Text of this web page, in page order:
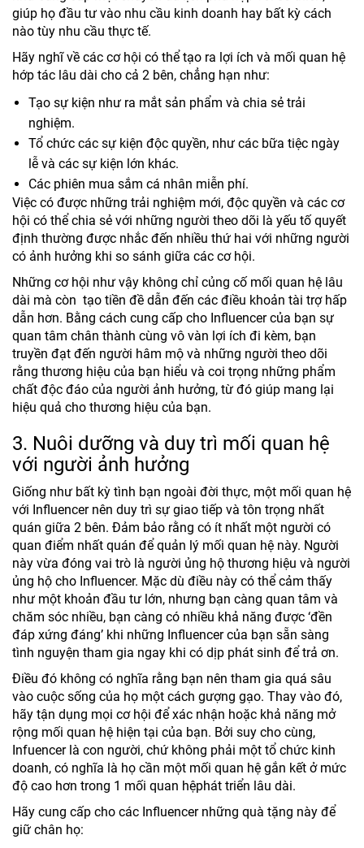
giúp họ đầu tư vào nhu cầu kinh doanh hay bất kỳ cách
nào tùy nhu cầu thực tế.
Hãy nghĩ về các cơ hội có thể tạo ra lợi ích và mối quan hệ
hớp tác lâu dài cho cả 2 bên, chẳng hạn như:
Tạo sự kiện như ra mắt sản phẩm và chia sẻ trải
nghiệm.
Tổ chức các sự kiện độc quyền, như các bữa tiệc ngày
lễ và các sự kiện lớn khác.
Các phiên mua sắm cá nhân miễn phí.
Việc có được những trải nghiệm mới, độc quyền và các cơ
hội có thể chia sẻ với những người theo dõi là yếu tố quyết
định thường được nhắc đến nhiều thứ hai với những người
có ảnh hưởng khi so sánh giữa các cơ hội.
Những cơ hội như vậy không chỉ củng cố mối quan hệ lâu
dài mà còn tạo tiền đề dẫn đến các điều khoản tài trợ hấp
dẫn hơn. Bằng cách cung cấp cho Influencer của bạn sự
quan tâm chân thành cùng vô vàn lợi ích đi kèm, bạn
truyền đạt đến người hâm mộ và những người theo dõi
rằng thương hiệu của bạn hiểu và coi trọng những phẩm
chất độc đáo của người ảnh hưởng, từ đó giúp mang lại
hiệu quả cho thương hiệu của bạn.
3. Nuôi dưỡng và duy trì mối quan hệ
với người ảnh hưởng
Giống như bất kỳ tình bạn ngoài đời thực, một mối quan hệ
với Influencer nên duy trì sự giao tiếp và tôn trọng nhất
quán giữa 2 bên. Đảm bảo rằng có ít nhất một người có
quan điểm nhất quán để quản lý mối quan hệ này. Người
này vừa đóng vai trò là người ủng hộ thương hiệu và người
ủng hộ cho Influencer. Mặc dù điều này có thể cảm thấy
như một khoản đầu tư lớn, nhưng bạn càng quan tâm và
chăm sóc nhiều, bạn càng có nhiều khả năng được ‘đền
đáp xứng đáng’ khi những Influencer của bạn sẵn sàng
tình nguyện tham gia ngay khi có dịp phát sinh để trả ơn.
Điều đó không có nghĩa rằng bạn nên tham gia quá sâu
vào cuộc sống của họ một cách gượng gạo. Thay vào đó,
hãy tận dụng mọi cơ hội để xác nhận hoặc khả năng mở
rộng mối quan hệ hiện tại của bạn. Bởi suy cho cùng,
Infuencer là con người, chứ không phải một tổ chức kinh
doanh, có nghĩa là họ cần một mối quan hệ gắn kết ở mức
độ cao hơn trong 1 mối quan hệphát triển lâu dài.
Hãy cung cấp cho các Influencer những quà tặng này để
giữ chân họ: